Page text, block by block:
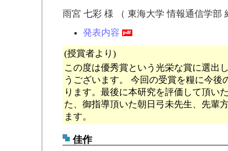
雨宮 七彩 様 （ 東海大学 情報通信学部
発表内容
(授賞者より)
この度は優秀賞という光栄な賞に選出
うございます。 今回の受賞を糧に今後
ります。最後に本研究を評価して頂い
た、御指導頂いた朝日弓未先生、先輩
ます。
佳作